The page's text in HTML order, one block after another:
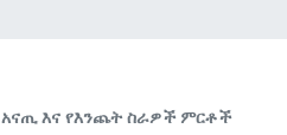
አናጢ እና የእንጨት ስራዎች ምርቶች